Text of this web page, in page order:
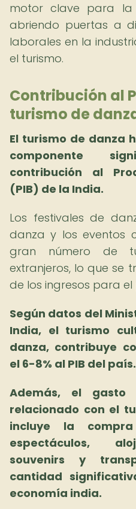
motor clave para la
abriendo puertas a
laborales en la
el turismo.
Contribución al
turismo de
El turismo de danza
componente
contribución al
(PIB) de la India.
Los festivales de
danza y los eventos
gran número de
extranjeros, lo que se
de los ingresos para el
Según datos del
India, el turismo
danza, contribuye
el 6-8% al PIB del país.
Además, el gasto
relacionado con el
incluye la
espectáculos,
souvenirs y
cantidad
economía india.